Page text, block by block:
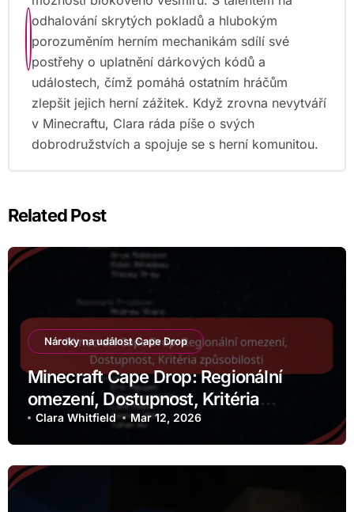
odhalování skrytých pokladů a hlubokým
porozuměním herním mechanikám sdílí své
postřehy o uplatnění dárkových kódů a
událostech, čímž pomáhá ostatním hráčům
zlepšit jejich herní zážitek. Když zrovna nevytváří
v Minecraftu, Clara ráda píše o svých
dobrodružstvích a spojuje se s herní komunitou.
Related Post
Nároky na událost Cape Drop
Minecraft Cape Drop: Regionální
omezení, Dostupnost, Kritéria
způsobilosti
Clara Whitfield Mar 12, 2026